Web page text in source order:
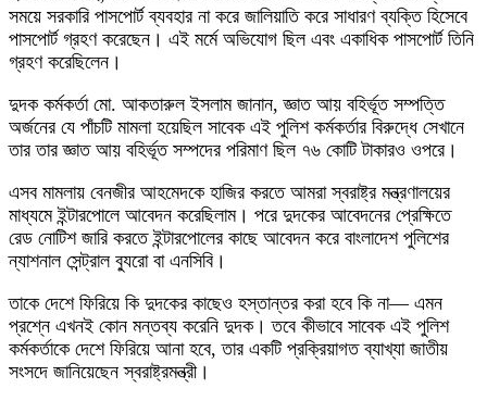
সময়ে সরকারি পাসপোর্ট ব্যবহার না করে জালিয়াতি করে সাধারণ ব্যক্তি হিসেবে
পাসপোর্ট গ্রহণ করেছেন। এই মর্মে অভিযোগ ছিল এবং একাধিক পাসপোর্ট তিনি
গ্রহণ করেছিলেন।
দুদক কর্মকর্তা মো. আকতারুল ইসলাম জানান, জ্ঞাত আয় বহির্ভূত সম্পত্তি
অর্জনের যে পাঁচটি মামলা হয়েছিল সাবেক এই পুলিশ কর্মকর্তার বিরুদ্ধে সেখানে
তার তার জ্ঞাত আয় বহির্ভূত সম্পদের পরিমাণ ছিল ৭৬ কোটি টাকারও ওপরে।
এসব মামলায় বেনজীর আহমেদকে হাজির করতে আমরা স্বরাষ্ট্র মন্ত্রণালয়ের
মাধ্যমে ইন্টারপোলে আবেদন করেছিলাম। পরে দুদকের আবেদনের প্রেক্ষিতে
রেড নোটিশ জারি করতে ইন্টারপোলের কাছে আবেদন করে বাংলাদেশ পুলিশের
ন্যাশনাল সেন্ট্রাল ব্যুরো বা এনসিবি।
তাকে দেশে ফিরিয়ে কি দুদকের কাছেও হস্তান্তর করা হবে কি না— এমন
প্রশ্নে এখনই কোন মন্তব্য করেনি দুদক। তবে কীভাবে সাবেক এই পুলিশ
কর্মকর্তাকে দেশে ফিরিয়ে আনা হবে, তার একটি প্রক্রিয়াগত ব্যাখ্যা জাতীয়
সংসদে জানিয়েছেন স্বরাষ্ট্রমন্ত্রী।